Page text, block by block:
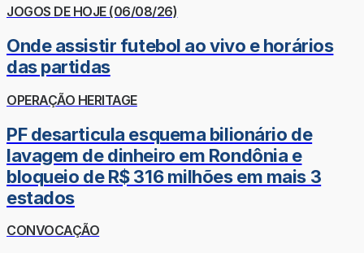
JOGOS DE HOJE (06/08/26)
Onde assistir futebol ao vivo e horários
das partidas
OPERAÇÃO HERITAGE
PF desarticula esquema bilionário de
lavagem de dinheiro em Rondônia e
bloqueio de R$ 316 milhões em mais 3
estados
CONVOCAÇÃO